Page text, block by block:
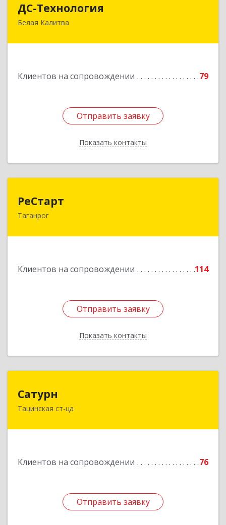
ДС-Технология
Белая Калитва
Клиентов на сопровождении 79
Отправить заявку
Показать контакты
347045, Ростовская обл, Белокалитвинский р-н,
Отправить заявку
Назад
РеСтарт
Таганрог
Клиентов на сопровождении 114
Отправить заявку
Показать контакты
347916, Ростовская обл, Таганрог г, Калужский
Отправить заявку
Назад
Сатурн
Тацинская ст-ца
Клиентов на сопровождении 76
Отправить заявку
347060, Ростовская область, Тацинский район,
Отправить заявку